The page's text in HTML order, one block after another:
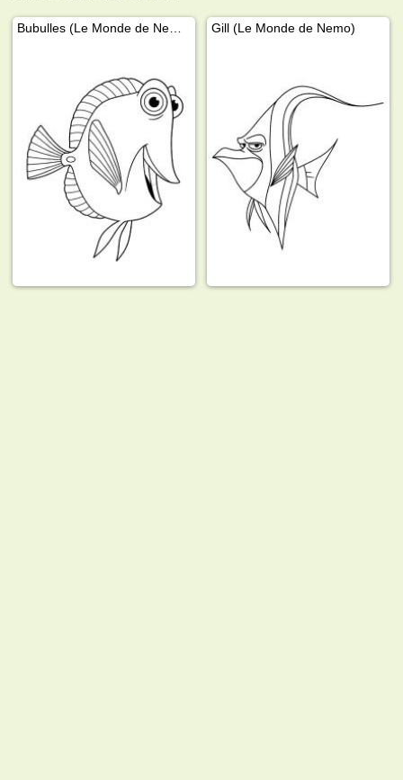
Gill (Le Monde de Nemo)